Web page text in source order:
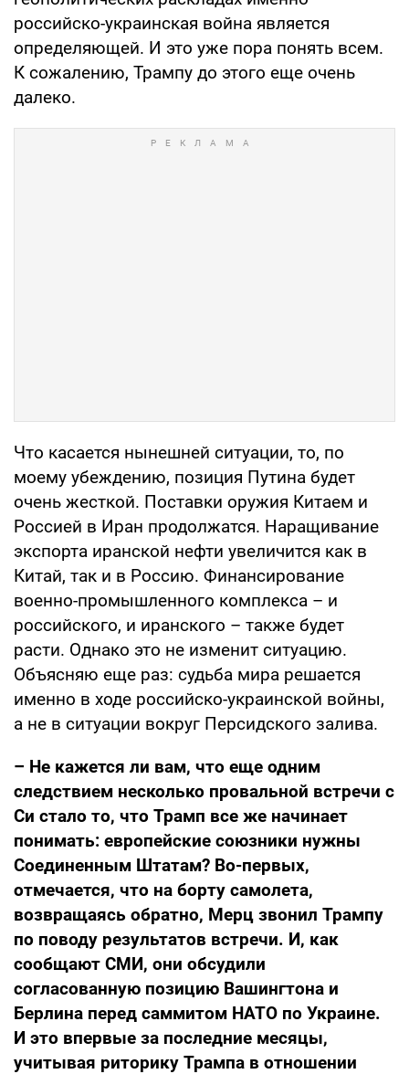
российско-украинская война является
определяющей. И это уже пора понять всем.
К сожалению, Трампу до этого еще очень
далеко.
Что касается нынешней ситуации, то, по
моему убеждению, позиция Путина будет
очень жесткой. Поставки оружия Китаем и
Россией в Иран продолжатся. Наращивание
экспорта иранской нефти увеличится как в
Китай, так и в Россию. Финансирование
военно-промышленного комплекса – и
российского, и иранского – также будет
расти. Однако это не изменит ситуацию.
Объясняю еще раз: судьба мира решается
именно в ходе российско-украинской войны,
а не в ситуации вокруг Персидского залива.
– Не кажется ли вам, что еще одним
следствием несколько провальной встречи с
Си стало то, что Трамп все же начинает
понимать: европейские союзники нужны
Соединенным Штатам? Во-первых,
отмечается, что на борту самолета,
возвращаясь обратно, Мерц звонил Трампу
по поводу результатов встречи. И, как
сообщают СМИ, они обсудили
согласованную позицию Вашингтона и
Берлина перед саммитом НАТО по Украине.
И это впервые за последние месяцы,
учитывая риторику Трампа в отношении